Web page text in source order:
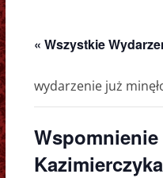
« Wszystkie
wydarzenie już
Wspomnienie